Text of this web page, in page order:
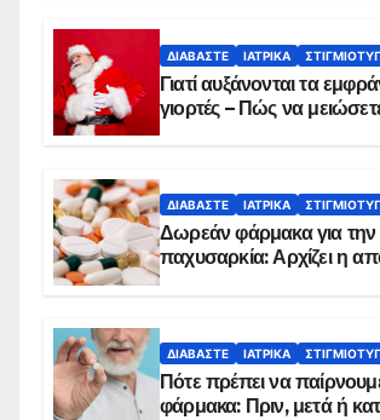
ΔΙΑΒΆΣΤΕ ΙΑΤΡΙΚΆ
Γιατί αυξάνονται τα
γιορτές – Πώς να
ΔΙΑΒΆΣΤΕ ΙΑΤΡΙΚΆ
Δωρεάν φάρμακα για την
παχυσαρκία: Αρχίζει η
ΔΙΑΒΆΣΤΕ ΙΑΤΡΙΚΆ
Πότε πρέπει να
φάρμακα: Πριν, μετά ή